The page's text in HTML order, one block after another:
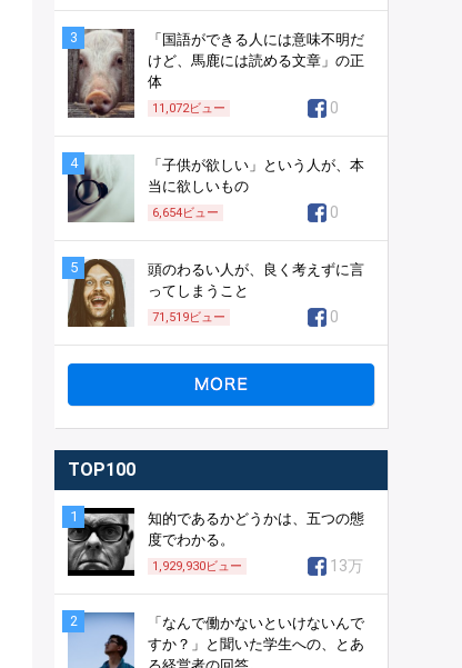
3
「国語ができる人には意味不明だ
けど、馬鹿には読める文章」の正
体
11,072ビュー 0
4
「子供が欲しい」という人が、本
当に欲しいもの
6,654ビュー 0
5
頭のわるい人が、良く考えずに言
ってしまうこと
71,519ビュー 0
TOP100
1
知的であるかどうかは、五つの態
度でわかる。
1,929,930ビュー 13万
2
「なんで働かないといけないんで
すか？」と聞いた学生への、とあ